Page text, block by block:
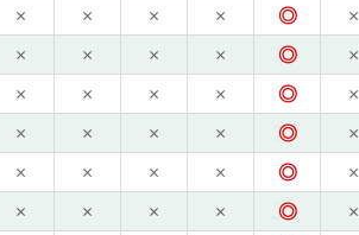
× × × × ◎ ×
× × × × ◎ ×
× × × × ◎ ×
× × × × ◎ ×
× × × × ◎ ×
× × × × ◎ ×